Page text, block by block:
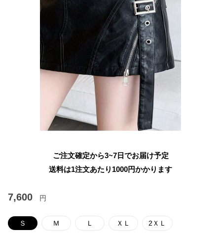
ご注文確定から3~7日でお届け予定
送料は1注文あたり 1000円かかります
7,600 円
Ｓ Ｍ Ｌ ＸＬ 2ＸＬ